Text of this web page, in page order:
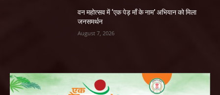
वन महोत्सव में ‘एक पेड़ माँ के नाम’ अभियान को मिला
जनसमर्थन
August 7, 2026